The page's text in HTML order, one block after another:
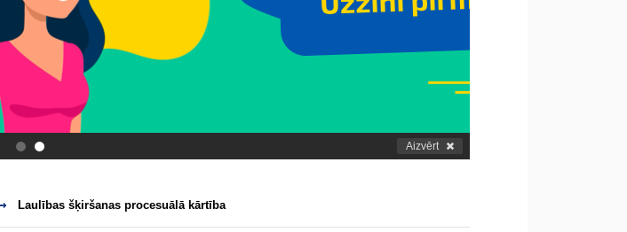
. Aizvērt
Laulības šķiršanas procesuālā kārtība